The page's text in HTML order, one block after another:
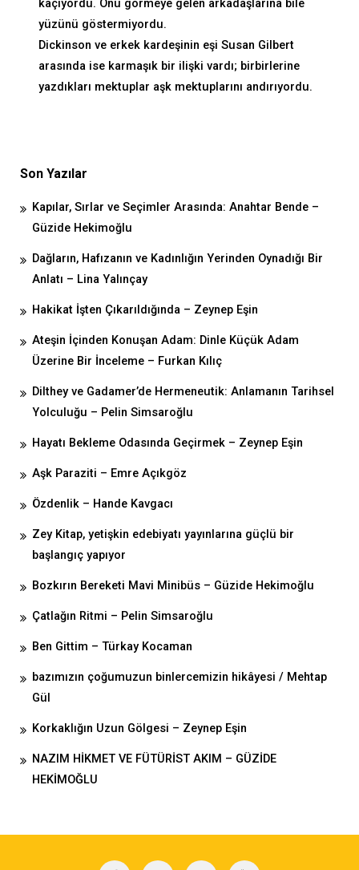
kaçıyordu. Onu görmeye gelen arkadaşlarına bile
yüzünü göstermiyordu.
Dickinson ve erkek kardeşinin eşi Susan Gilbert
arasında ise karmaşık bir ilişki vardı; birbirlerine
yazdıkları mektuplar aşk mektuplarını andırıyordu.
Son Yazılar
Kapılar, Sırlar ve Seçimler Arasında: Anahtar Bende –
Güzide Hekimoğlu
Dağların, Hafızanın ve Kadınlığın Yerinden Oynadığı Bir
Anlatı – Lina Yalınçay
Hakikat İşten Çıkarıldığında – Zeynep Eşin
Ateşin İçinden Konuşan Adam: Dinle Küçük Adam
Üzerine Bir İnceleme – Furkan Kılıç
Dilthey ve Gadamer’de Hermeneutik: Anlamanın Tarihsel
Yolculuğu – Pelin Simsaroğlu
Hayatı Bekleme Odasında Geçirmek – Zeynep Eşin
Aşk Paraziti – Emre Açıkgöz
Özdenlik – Hande Kavgacı
Zey Kitap, yetişkin edebiyatı yayınlarına güçlü bir
başlangıç yapıyor
Bozkırın Bereketi Mavi Minibüs – Güzide Hekimoğlu
Çatlağın Ritmi – Pelin Simsaroğlu
Ben Gittim – Türkay Kocaman
bazımızın çoğumuzun binlercemizin hikâyesi / Mehtap
Gül
Korkaklığın Uzun Gölgesi – Zeynep Eşin
NAZIM HİKMET VE FÜTÜRİST AKIM – GÜZİDE
HEKİMOĞLU